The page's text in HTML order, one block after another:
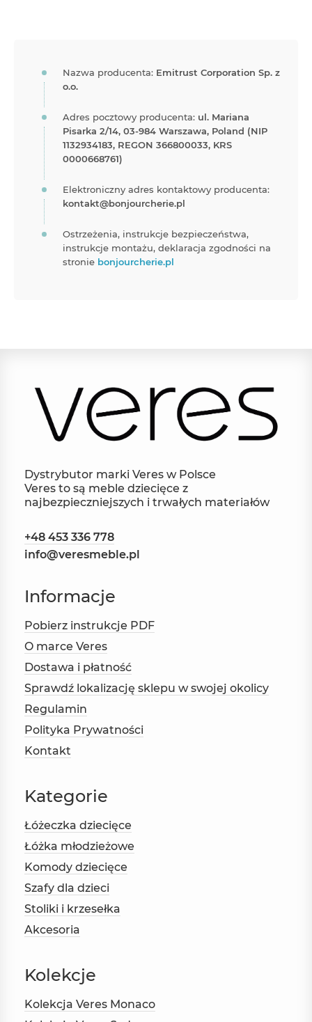
Nazwa producenta: Emitrust Corporation Sp. z
o.o.
Adres pocztowy producenta: ul. Mariana
Pisarka 2/14, 03-984 Warszawa, Poland (NIP
1132934183, REGON 366800033, KRS
0000668761)
Elektroniczny adres kontaktowy producenta:
kontakt@bonjourcherie.pl
Ostrzeżenia, instrukcje bezpieczeństwa,
instrukcje montażu, deklaracja zgodności na
stronie bonjourcherie.pl
Dystrybutor marki Veres w Polsce
Veres to są meble dziecięce z
najbezpieczniejszych i trwałych materiałów
+48 453 336 778
info@veresmeble.pl
Informacje
Pobierz instrukcje PDF
O marce Veres
Dostawa i płatność
Sprawdź lokalizację sklepu w swojej okolicy
Regulamin
Polityka Prywatności
Kontakt
Kategorie
Łóżeczka dziecięce
Łóżka młodzieżowe
Komody dziecięce
Szafy dla dzieci
Stoliki i krzesełka
Akcesoria
Kolekcje
Kolekcja Veres Monaco